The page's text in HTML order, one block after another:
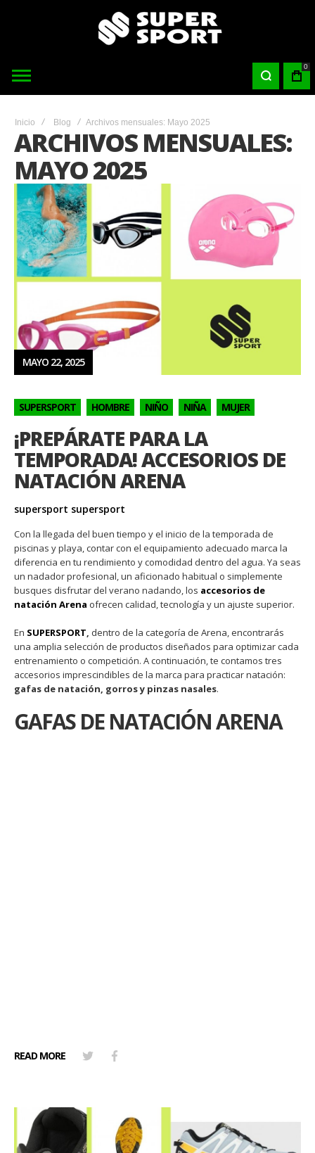
0
Inicio Blog Archivos mensuales: Mayo 2025
ARCHIVOS MENSUALES:
MAYO 2025
MAYO 22, 2025
SUPERSPORT HOMBRE NIÑO NIÑA MUJER
¡PREPÁRATE PARA LA
TEMPORADA! ACCESORIOS DE
NATACIÓN ARENA
supersport supersport
Con la llegada del buen tiempo y el inicio de la temporada de
piscinas y playa, contar con el equipamiento adecuado marca la
diferencia en tu rendimiento y comodidad dentro del agua. Ya seas
un nadador profesional, un aficionado habitual o simplemente
busques disfrutar del verano nadando, los accesorios de
natación Arena ofrecen calidad, tecnología y un ajuste superior.
En SUPERSPORT, dentro de la categoría de Arena, encontrarás
una amplia selección de productos diseñados para optimizar cada
entrenamiento o competición. A continuación, te contamos tres
accesorios imprescindibles de la marca para practicar natación:
gafas de natación, gorros y pinzas nasales.
GAFAS DE NATACIÓN ARENA
READ MORE